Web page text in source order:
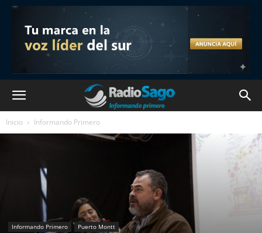
Inicio Informando Primero
Informando Primero Puerto Montt